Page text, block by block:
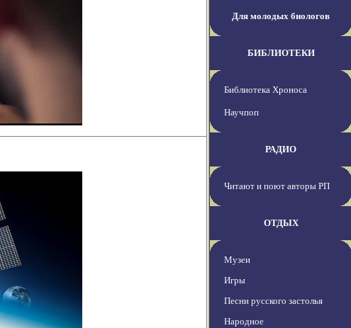
Для молодых биологов
БИБЛИОТЕКИ
Библиотека Хроноса
Научпоп
РАДИО
Читают и поют авторы РП
ОТДЫХ
Музеи
Игры
Песни русского застолья
Народное